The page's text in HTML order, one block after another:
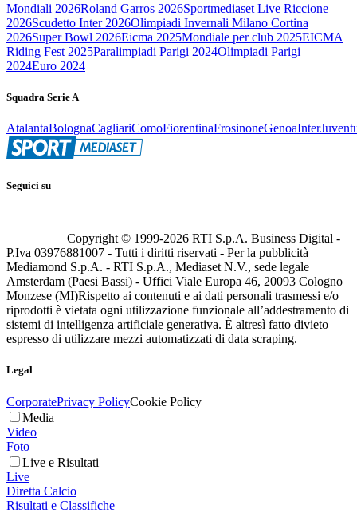
Mondiali 2026Roland Garros 2026Sportmediaset Live Riccione
2026Scudetto Inter 2026Olimpiadi Invernali Milano Cortina
2026Super Bowl 2026Eicma 2025Mondiale per club 2025EICMA
Riding Fest 2025Paralimpiadi Parigi 2024Olimpiadi Parigi
2024Euro 2024
Squadra Serie A
AtalantaBolognaCagliariComoFiorentinaFrosinoneGenoaInter
Seguici su
Copyright © 1999-2026 RTI S.p.A. Business Digital -
P.Iva 03976881007 - Tutti i diritti riservati - Per la pubblicità
Mediamond S.p.A. - RTI S.p.A., Mediaset N.V., sede legale
Amsterdam (Paesi Bassi) - Uffici Viale Europa 46, 20093 Cologno
Monzese (MI)Rispetto ai contenuti e ai dati personali trasmessi e/o
riprodotti è vietata ogni utilizzazione funzionale all’addestramento di
sistemi di intelligenza artificiale generativa. È altresì fatto divieto
espresso di utilizzare mezzi automatizzati di data scraping.
Legal
CorporatePrivacy PolicyCookie Policy
Media
Video
Foto
Live e Risultati
Live
Diretta Calcio
Risultati e Classifiche